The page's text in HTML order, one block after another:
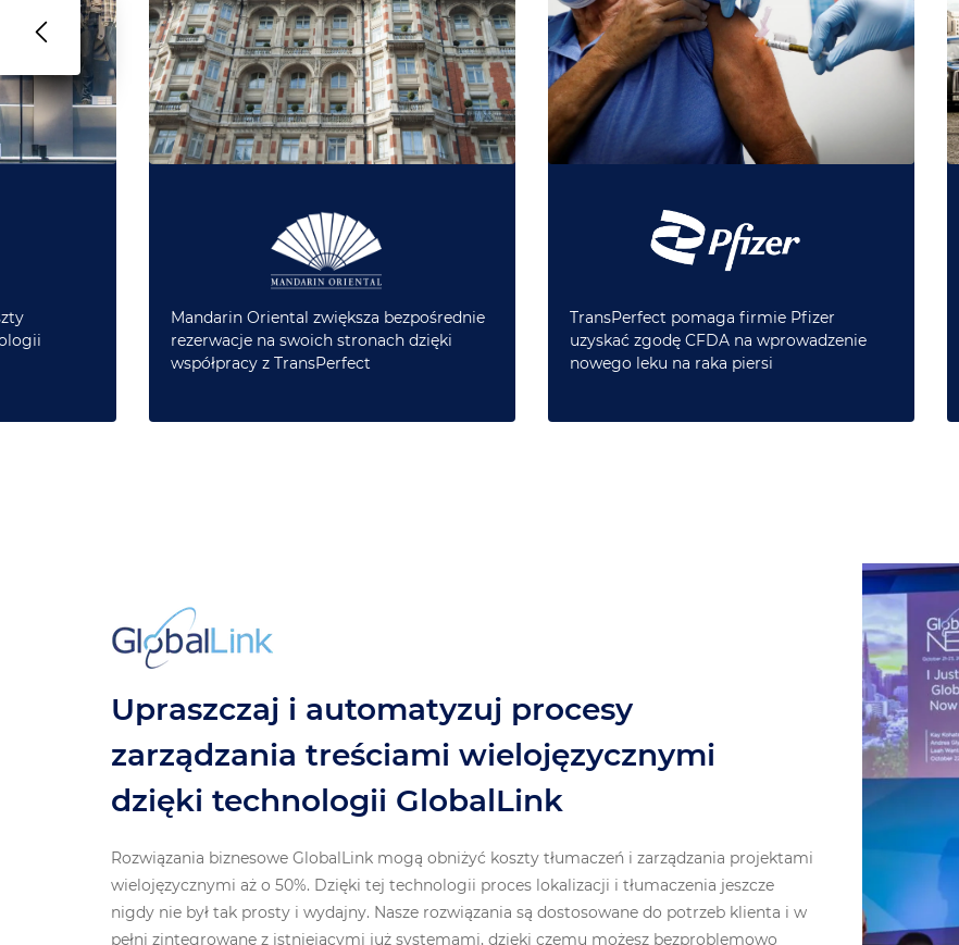
Mandarin Oriental zwiększa bezpośrednie
rezerwacje na swoich stronach dzięki
współpracy z TransPerfect
TransPerfect pomaga firmie Pfizer
uzyskać zgodę CFDA na wprowadzenie
nowego leku na raka piersi
Upraszczaj i automatyzuj procesy
zarządzania treściami wielojęzycznymi
dzięki technologii GlobalLink
Rozwiązania biznesowe GlobalLink mogą obniżyć koszty tłumaczeń i zarządzania projektami
wielojęzycznymi aż o 50%. Dzięki tej technologii proces lokalizacji i tłumaczenia jeszcze
nigdy nie był tak prosty i wydajny. Nasze rozwiązania są dostosowane do potrzeb klienta i w
pełni zintegrowane z istniejącymi już systemami, dzięki czemu możesz bezproblemowo